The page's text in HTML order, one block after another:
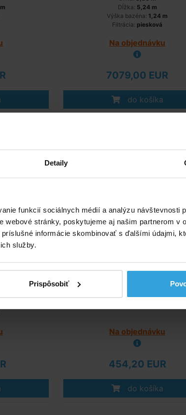
Detaily
funkcií sociálnych médií a analýzu návštevnosti
webové stránky, poskytujeme aj našim partnerom v
informácie skombinovať s ďalšími údajmi,
služby.
Prispôsobiť
Dĺžka: 5,24 m
Výška bazéna: 1,24 m
Filtrácia: piesková
Na objednávku
7079,00 EUR
do košíka
Uzamykateľný prístenok na bazénovú
bazénom GRE Composite.
Na objednávku
454,20 EUR
do košíka